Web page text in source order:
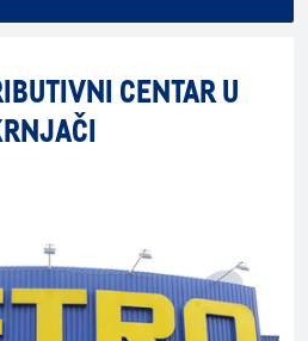
CENTAR U